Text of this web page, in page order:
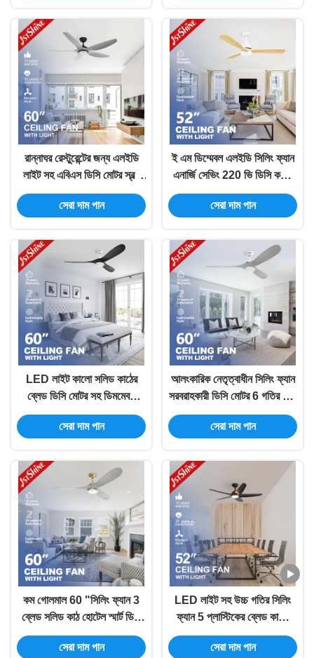
রান্নাঘর রেস্টুরেন্টের জন্য এলইডি
লাইট সহ এবিএস ডিসি মোটর স্বল্প
গোলমাল নীরব সিলিং ফ্যান
সেরা দাম পান
ই এম ডিম্মেবল এলইডি সিলিং ফ্যান
এনার্জি সেভিং 220 ভি ডিসি কপার
মোটর
সেরা দাম পান
LED লাইট কালো সলিড কাঠের
ব্লেড ডিসি মোটর সহ ডিমমেবল
LED সিলিং ফ্যান
সেরা দাম পান
আলংকারিক নেতৃত্বাধীন সিলিং ফ্যান
সরবরাহকারী ডিসি মোটর 6 গতির উচ্চ
গতির চ্যান্ডেলিয়ার ফ্যান সহ
সেরা দাম পান
কম গোলমাল 60 "সিলিং ফ্যান 3
ব্লেড সলিড কাঠ হোটেল স্মার্ট ডিসি
ডিমমেবল LED
সেরা দাম পান
LED লাইট সহ উচ্চ গতির সিলিং
ফ্যান 5 প্লাস্টিকের ব্লেড কালো
OEM রঙ
সেরা দাম পান